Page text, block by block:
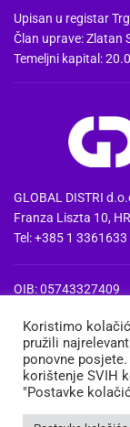
Upisan u registar
Član uprave: Zlatan
Temeljni kapital:
GLOBAL DISTRI
Franza Liszta 10,
Tel: +385 1
OIB: 05743327409
PDV Id:
IBAN:
Koristimo
pružili
ponovne
korištenje SVIH
"Postavke